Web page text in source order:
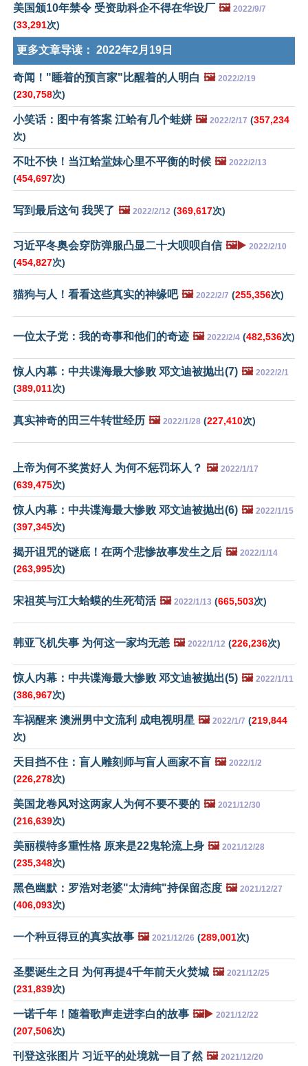
美国颁10年禁令 受资助科企不得在华设厂 🖼️ 2022/9/7
(33,291次)
更多文章导读： 2022年2月19日
奇闻！"睡着的预言家"比醒着的人明白 🖼️ 2022/2/19
(230,758次)
小笑话：图中有答案 江蛤有几个蛙姘 🖼️ 2022/2/17 (357,234
次)
不吐不快！当江蛤堂妹心里不平衡的时候 🖼️ 2022/2/13
(454,697次)
写到最后这句 我哭了 🖼️ 2022/2/12 (369,617次)
习近平冬奥会穿防弹服凸显二十大呗呗自信 🖼️▶️ 2022/2/10
(454,827次)
猫狗与人！看看这些真实的神缘吧 🖼️ 2022/2/7 (255,356次)
一位太子党：我的奇事和他们的奇迹 🖼️ 2022/2/4 (482,536次)
惊人内幕：中共谍海最大惨败 邓文迪被抛出(7) 🖼️ 2022/2/1
(389,011次)
真实神奇的田三牛转世经历 🖼️ 2022/1/28 (227,410次)
上帝为何不奖赏好人 为何不惩罚坏人？ 🖼️ 2022/1/17
(639,475次)
惊人内幕：中共谍海最大惨败 邓文迪被抛出(6) 🖼️ 2022/1/15
(397,345次)
揭开诅咒的谜底！在两个悲惨故事发生之后 🖼️ 2022/1/14
(263,995次)
宋祖英与江大蛤蟆的生死苟活 🖼️ 2022/1/13 (665,503次)
韩亚飞机失事 为何这一家均无恙 🖼️ 2022/1/12 (226,236次)
惊人内幕：中共谍海最大惨败 邓文迪被抛出(5) 🖼️ 2022/1/11
(386,967次)
车祸醒来 澳洲男中文流利 成电视明星 🖼️ 2022/1/7 (219,844
次)
天目挡不住：盲人雕刻师与盲人画家不盲 🖼️ 2022/1/2
(226,278次)
美国龙卷风对这两家人为何不要不要的 🖼️ 2021/12/30
(216,639次)
美丽模特多重性格 原来是22鬼轮流上身 🖼️ 2021/12/28
(235,348次)
黑色幽默：罗浩对老婆"太清纯"持保留态度 🖼️ 2021/12/27
(406,093次)
一个种豆得豆的真实故事 🖼️ 2021/12/26 (289,001次)
圣婴诞生之日 为何再提4千年前天火焚城 🖼️ 2021/12/25
(231,839次)
一诺千年！随着歌声走进李白的故事 🖼️▶️ 2021/12/22
(207,506次)
刊登这张图片 习近平的处境就一目了然 🖼️ 2021/12/20